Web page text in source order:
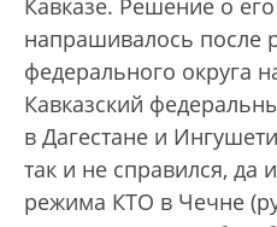
Кавказе. Решение о его
напрашивалось после
федерального округа
Кавказский
в Дагестане и
так и не справился, да
режима КТО в Чечне